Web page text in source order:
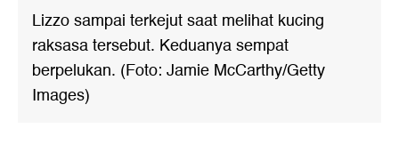
Lizzo sampai terkejut saat melihat kucing
raksasa tersebut. Keduanya sempat
berpelukan. (Foto: Jamie McCarthy/Getty
Images)